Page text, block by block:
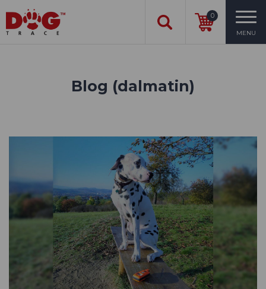
0
MENU
Blog (dalmatin)